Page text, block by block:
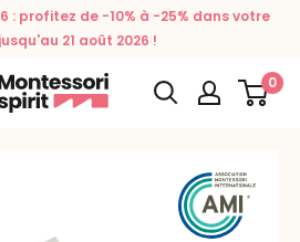
: profitez de -10% à -25% dans votre
21 août 2026 !
0